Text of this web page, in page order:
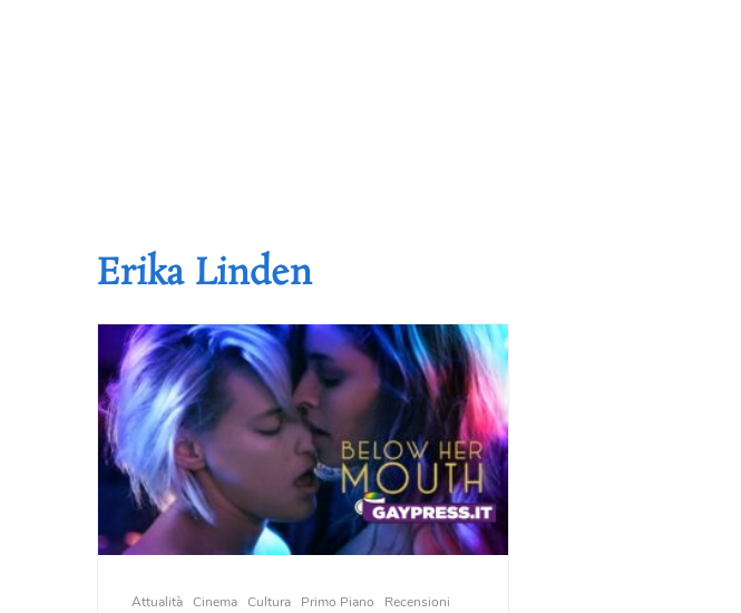
Erika Linden
Attualità Cinema Cultura Primo Piano Recensioni